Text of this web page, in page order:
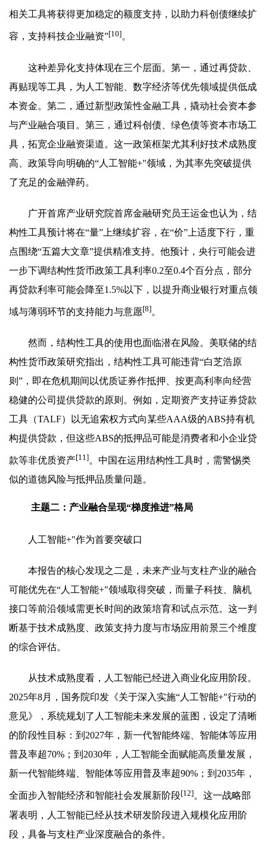
相关工具将获得更加稳定的额度支持，以助力科创债继续扩
容，支持科技企业融资”[10]。
这种差异化支持体现在三个层面。第一，通过再贷款、
再贴现等工具，为人工智能、数字经济等优先领域提供低成
本资金。第二，通过新型政策性金融工具，撬动社会资本参
与产业融合项目。第三，通过科创债、绿色债等资本市场工
具，拓宽企业融资渠道。这一政策框架尤其利好技术成熟度
高、政策导向明确的“人工智能+"领域，为其率先突破提供
了充足的金融弹药。
广开首席产业研究院首席金融研究员王运金也认为，结
构性工具预计将在“量”上继续扩容，在“价”上适度下行，重
点围绕“五篇大文章”提供精准支持。他预计，央行可能会进
一步下调结构性货币政策工具利率0.2至0.4个百分点，部分
再贷款利率可能会降至1.5%以下，以提升商业银行对重点领
域与薄弱环节的支持能力与意愿[8]。
然而，结构性工具的使用也面临潜在风险。美联储的结
构性货币政策研究指出，结构性工具可能违背“白芝浩原
则”，即在危机期间以优质证券作抵押、按更高利率向经营
稳健的公司提供贷款的原则。例如，定期资产支持证券贷款
工具（TALF）以无追索权方式向某些AAA级的ABS持有机
构提供贷款，但这些ABS的抵押品可能是消费者和小企业贷
款等非优质资产[11]。中国在运用结构性工具时，需警惕类
似的道德风险与抵押品质量问题。
主题二：产业融合呈现“梯度推进”格局
人工智能+"作为首要突破口
本报告的核心发现之二是，未来产业与支柱产业的融合
可能优先在“人工智能+"领域取得突破，而量子科技、脑机
接口等前沿领域需更长时间的政策培育和试点示范。这一判
断基于技术成熟度、政策支持力度与市场应用前景三个维度
的综合评估。
从技术成熟度看，人工智能已经进入商业化应用阶段。
2025年8月，国务院印发《关于深入实施“人工智能+"行动的
意见》，系统规划了人工智能未来发展的蓝图，设定了清晰
的阶段性目标：到2027年，新一代智能终端、智能体等应用
普及率超70%；到2030年，人工智能全面赋能高质量发展，
新一代智能终端、智能体等应用普及率超90%；到2035年，
全面步入智能经济和智能社会发展新阶段[12]。这一战略部
署表明，人工智能已经从技术研发阶段进入规模化应用阶
段，具备与支柱产业深度融合的条件。